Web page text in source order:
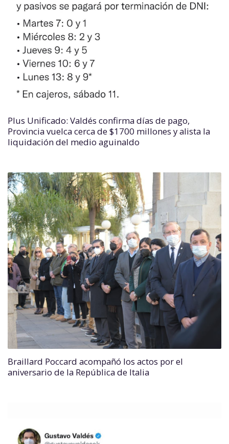
Plus Unificado: Valdés confirma días de pago,
Provincia vuelca cerca de $1700 millones y alista la
liquidación del medio aguinaldo
Braillard Poccard acompañó los actos por el
aniversario de la República de Italia